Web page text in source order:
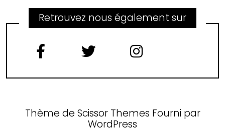
Retrouvez nous également sur
Thème de Scissor Themes Fourni par
WordPress